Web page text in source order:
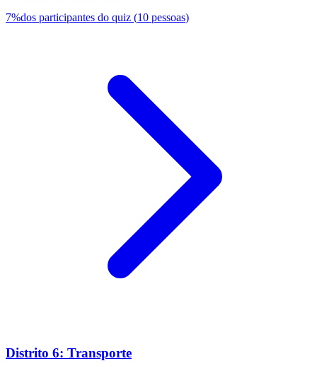
7%dos participantes do quiz (10 pessoas)
Distrito 6: Transporte